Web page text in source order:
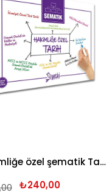
Hakimliğe özel şematik Tarih 2026
₺240,00